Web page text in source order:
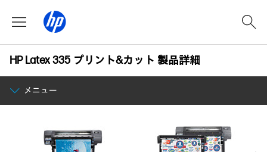
HP Latex 335 プリント&カット 製品詳細
メニュー